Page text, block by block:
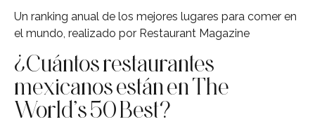
Un ranking anual de los mejores lugares para comer en
el mundo, realizado por Restaurant Magazine
¿Cuántos restaurantes
mexicanos están en The
World’s 50 Best?